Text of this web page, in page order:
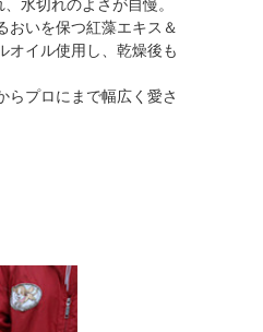
水切れのよさが自慢。
おいを保つ紅藻エキス＆
オイル使用し、乾燥後も
らプロにまで幅広く愛さ